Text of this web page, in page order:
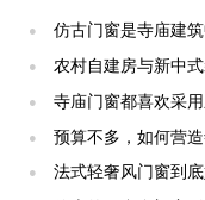
●
仿古门窗是寺庙建
终生【冠墅阳光】
●
农村自建房与新中
阳光】
●
寺庙门窗都喜欢采
吗？【冠墅阳光】
●
预算不多，如何营
阳光】
● 法式轻奢风门窗到